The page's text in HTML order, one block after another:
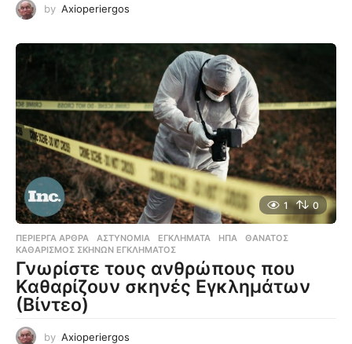
by Axioperiergos
1 0
ΠΕΡΊΕΡΓΑ ΆΡΘΡΑ ΑΣΤΥΝΟΜΊΑ ,ΕΓΚΛΉΜΑΤΑ ,ΗΠΑ ,ΘΆΝΑΤΟΣ
ΚΑΘΑΡΙΣΜΌΣ ΣΚΗΝΏΝ ΕΓΚΛΉΜΑΤΟΣ
Γνωρίστε τους ανθρώπους που
Καθαρίζουν σκηνές Εγκλημάτων
(Βίντεο)
by Axioperiergos